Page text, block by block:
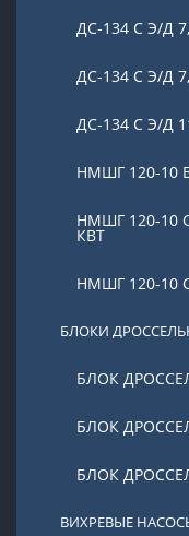
ДС-134 С Э/Д
ДС-134 С Э/Д
ДС-134 С Э/Д
НМШГ 120-10
НМШГ 120-10
КВТ
НМШГ 120-10
БЛОКИ
БЛОК
БЛОК
БЛОК
ВИХРЕВЫЕ